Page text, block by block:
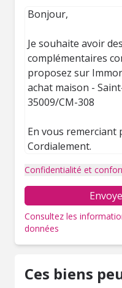
Confidentialité et
Consultez les
données
Ces biens